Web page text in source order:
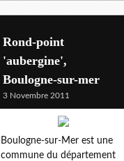
Rond-point
'aubergine',
Boulogne-sur-mer
3 Novembre 2011
Boulogne-sur-Mer est une
commune du département